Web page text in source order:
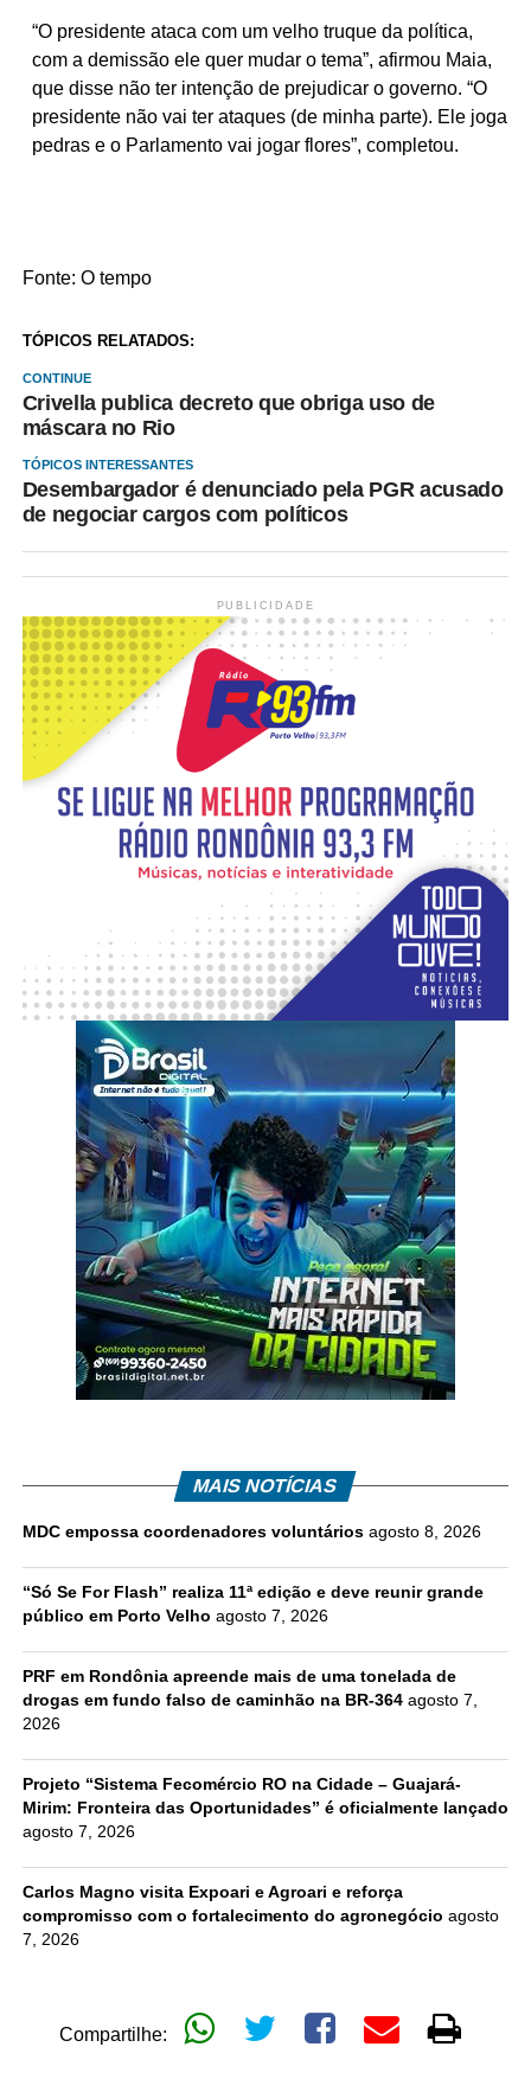
“O presidente ataca com um velho truque da política,
com a demissão ele quer mudar o tema”, afirmou Maia,
que disse não ter intenção de prejudicar o governo. “O
presidente não vai ter ataques (de minha parte). Ele joga
pedras e o Parlamento vai jogar flores”, completou.
Fonte: O tempo
TÓPICOS RELATADOS:
CONTINUE
Crivella publica decreto que obriga uso de
máscara no Rio
TÓPICOS INTERESSANTES
Desembargador é denunciado pela PGR acusado
de negociar cargos com políticos
PUBLICIDADE
MAIS NOTÍCIAS
MDC empossa coordenadores voluntários agosto 8, 2026
“Só Se For Flash” realiza 11ª edição e deve reunir grande
público em Porto Velho agosto 7, 2026
PRF em Rondônia apreende mais de uma tonelada de
drogas em fundo falso de caminhão na BR-364 agosto 7,
2026
Projeto “Sistema Fecomércio RO na Cidade – Guajará-
Mirim: Fronteira das Oportunidades” é oficialmente lançado
agosto 7, 2026
Carlos Magno visita Expoari e Agroari e reforça
compromisso com o fortalecimento do agronegócio agosto
7, 2026
Compartilhe: